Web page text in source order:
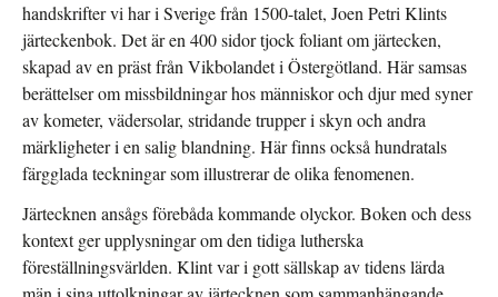
handskrifter vi har i Sverige från 1500-talet, Joen Petri Klints
järteckenbok. Det är en 400 sidor tjock foliant om järtecken,
skapad av en präst från Vikbolandet i Östergötland. Här samsas
berättelser om missbildningar hos människor och djur med syner
av kometer, vädersolar, stridande trupper i skyn och andra
märkligheter i en salig blandning. Här finns också hundratals
färgglada teckningar som illustrerar de olika fenomenen.
Järtecknen ansågs förebåda kommande olyckor. Boken och dess
kontext ger upplysningar om den tidiga lutherska
föreställningsvärlden. Klint var i gott sällskap av tidens lärda